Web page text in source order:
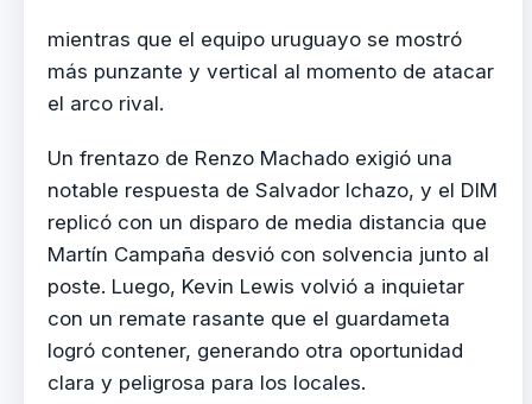
mientras que el equipo uruguayo se mostró
más punzante y vertical al momento de atacar
el arco rival.
Un frentazo de Renzo Machado exigió una
notable respuesta de Salvador Ichazo, y el DIM
replicó con un disparo de media distancia que
Martín Campaña desvió con solvencia junto al
poste. Luego, Kevin Lewis volvió a inquietar
con un remate rasante que el guardameta
logró contener, generando otra oportunidad
clara y peligrosa para los locales.